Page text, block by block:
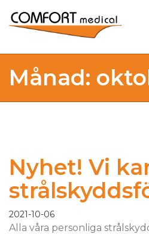
Månad:
Nyhet! Vi
2021-10-06
Alla våra personliga